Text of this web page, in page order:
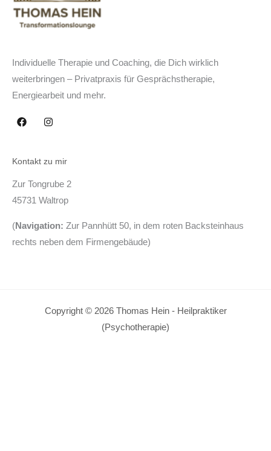
Individuelle Therapie und Coaching, die Dich wirklich
weiterbringen – Privatpraxis für Gesprächstherapie,
Energiearbeit und mehr.
Kontakt zu mir
Zur Tongrube 2
45731 Waltrop
(Navigation: Zur Pannhütt 50, in dem roten Backsteinhaus
rechts neben dem Firmengebäude)
Copyright © 2026 Thomas Hein - Heilpraktiker
(Psychotherapie)